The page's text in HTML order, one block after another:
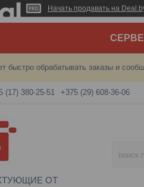
Начать продавать на
быстро обрабатывать заказы и
(17) 380-25-51 +375 (29) 608-36-06
ОТ